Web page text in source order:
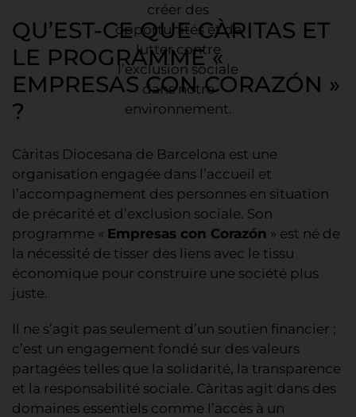
créer des
opportunités et de
lutter contre
l’exclusion sociale
dans notre
environnement.
QU’EST-CE QUE CÀRITAS ET
LE PROGRAMME «
EMPRESAS CON CORAZÓN »
?
Càritas Diocesana de Barcelona est une
organisation engagée dans l’accueil et
l’accompagnement des personnes en situation
de précarité et d’exclusion sociale. Son
programme « Empresas con Corazón » est né de
la nécessité de tisser des liens avec le tissu
économique pour construire une société plus
juste.
Il ne s’agit pas seulement d’un soutien financier ;
c’est un engagement fondé sur des valeurs
partagées telles que la solidarité, la transparence
et la responsabilité sociale. Càritas agit dans des
domaines essentiels comme l’accès à un